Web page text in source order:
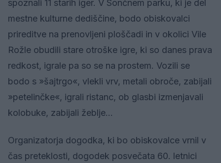
spoznali 11 starih iger. V Sončnem parku, ki je del
mestne kulturne dediščine, bodo obiskovalci
prireditve na prenovljeni ploščadi in v okolici Vile
Rožle obudili stare otroške igre, ki so danes prava
redkost, igrale pa so se na prostem. Vozili se
bodo s »šajtrgo«, vlekli vrv, metali obroče, zabijali
»petelinčke«, igrali ristanc, ob glasbi izmenjavali
kolobuke, zabijali žeblje…
Organizatorja dogodka, ki bo obiskovalce vrnil v
čas preteklosti, dogodek posvečata 60. letnici